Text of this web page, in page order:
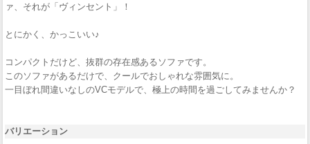
ァ、それが「ヴィンセント」！
とにかく、かっこいい♪
コンパクトだけど、抜群の存在感あるソファです。
このソファがあるだけで、クールでおしゃれな雰囲気に。
一目ぼれ間違いなしのVCモデルで、極上の時間を過ごしてみませんか？
バリエーション